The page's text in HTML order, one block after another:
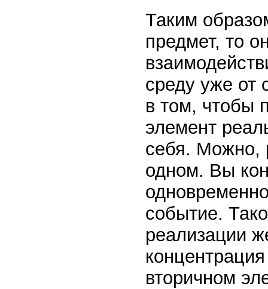
Таким
предмет, то
среду уже от
в том, чтобы
элемент
себя. Можно,
одном. Вы
событие.
реализации
вторичном